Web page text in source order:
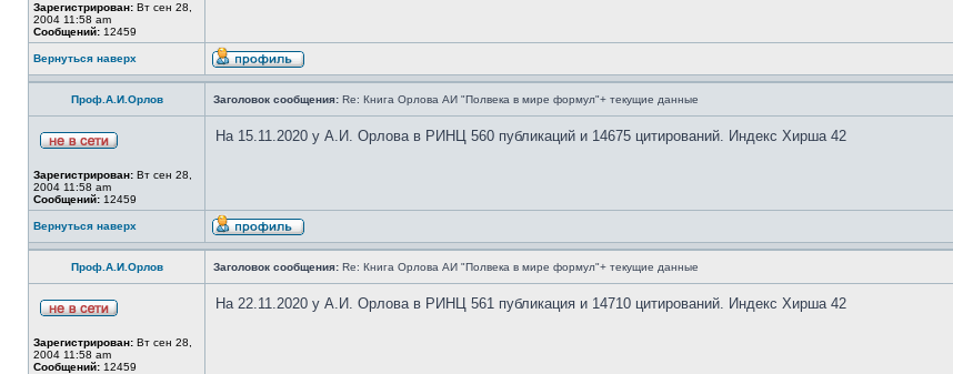
Зарегистрирован: Вт сен 28,
2004 11:58 am
Сообщений: 12459
Вернуться наверх
Проф.А.И.Орлов Заголовок сообщения: Re: Книга Орлова АИ "Полвека в мире формул"+ текущие данные
Зарегистрирован: Вт сен 28,
2004 11:58 am
Сообщений: 12459
На 15.11.2020 у А.И. Орлова в РИНЦ 560 публикаций и 14675 цитирований. Индекс Хирша 42
Вернуться наверх
Проф.А.И.Орлов Заголовок сообщения: Re: Книга Орлова АИ "Полвека в мире формул"+ текущие данные
Зарегистрирован: Вт сен 28,
2004 11:58 am
Сообщений: 12459
На 22.11.2020 у А.И. Орлова в РИНЦ 561 публикация и 14710 цитирований. Индекс Хирша 42